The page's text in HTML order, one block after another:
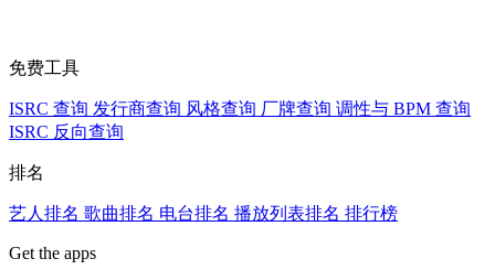
免费工具
ISRC 查询 发行商查询 风格查询 厂牌查询 调性与 BPM 查询
ISRC 反向查询
排名
艺人排名 歌曲排名 电台排名 播放列表排名 排行榜
Get the apps